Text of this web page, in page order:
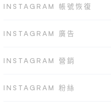
INSTAGRAM 帳號恢復
INSTAGRAM 廣告
INSTAGRAM 營銷
INSTAGRAM 粉絲